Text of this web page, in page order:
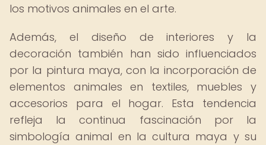
los motivos animales en el arte.
Además, el diseño de interiores y la
decoración también han sido influenciados
por la pintura maya, con la incorporación de
elementos animales en textiles, muebles y
accesorios para el hogar. Esta tendencia
refleja la continua fascinación por la
simbología animal en la cultura maya y su